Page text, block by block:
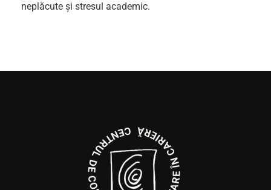
neplăcute și stresul academic.